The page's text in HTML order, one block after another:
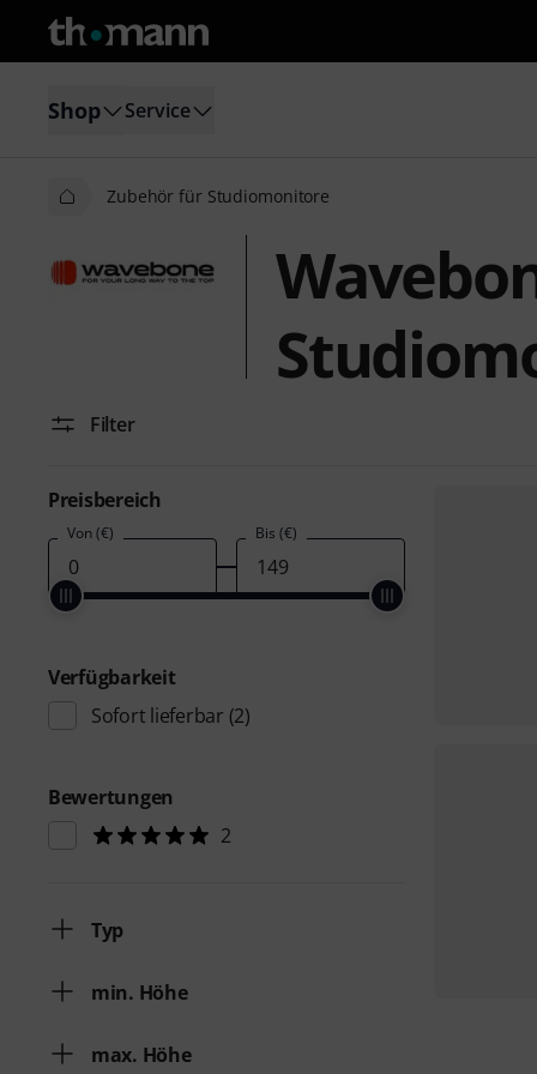
Shop Service
Zubehör für Studiomonitore
Filter
Preisbereich
Von (€) Bis (€)
Verfügbarkeit
Sofort lieferbar (2)
Bewertungen
2
Typ
min. Höhe
max. Höhe